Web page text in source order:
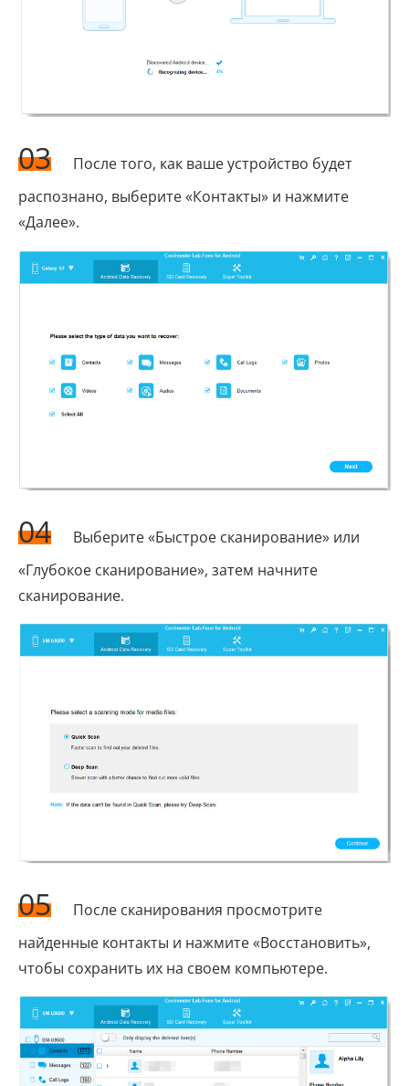
03
После того, как ваше устройство будет
распознано, выберите «Контакты» и нажмите
«Далее».
04
Выберите «Быстрое сканирование» или
«Глубокое сканирование», затем начните
сканирование.
05
После сканирования просмотрите
найденные контакты и нажмите «Восстановить»,
чтобы сохранить их на своем компьютере.